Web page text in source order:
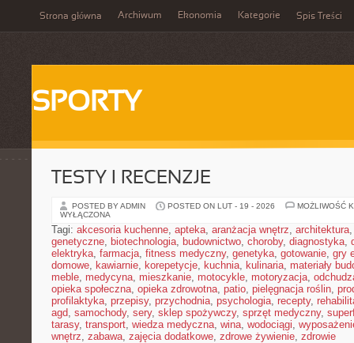
Strona główna Archiwum Ekonomia Kategorie Spis Treści
SPORTY
TESTY I RECENZJE
POSTED BY ADMIN POSTED ON LUT - 19 - 2026
MOŻLIWOŚĆ
WYŁĄCZONA
Tagi: akcesoria kuchenne, apteka, aranżacja wnętrz, architektura
genetyczne, biotechnologia, budownictwo, choroby, diagnostyka,
elektryka, farmacja, fitness medyczny, genetyka, gotowanie, gry
domowe, kawiarnie, korepetycje, kuchnia, kulinaria, materiały
meble, medycyna, mieszkanie, motocykle, motoryzacja,
opieka społeczna, opieka zdrowotna, patio, pielęgnacja roślin,
profilaktyka, przepisy, przychodnia, psychologia, recepty,
agd, samochody, sery, sklep spożywczy, sprzęt medyczny,
tarasy, transport, wiedza medyczna, wina, wodociągi,
wnętrz, zabawa, zajęcia dodatkowe, zdrowe żywienie, zdrowie